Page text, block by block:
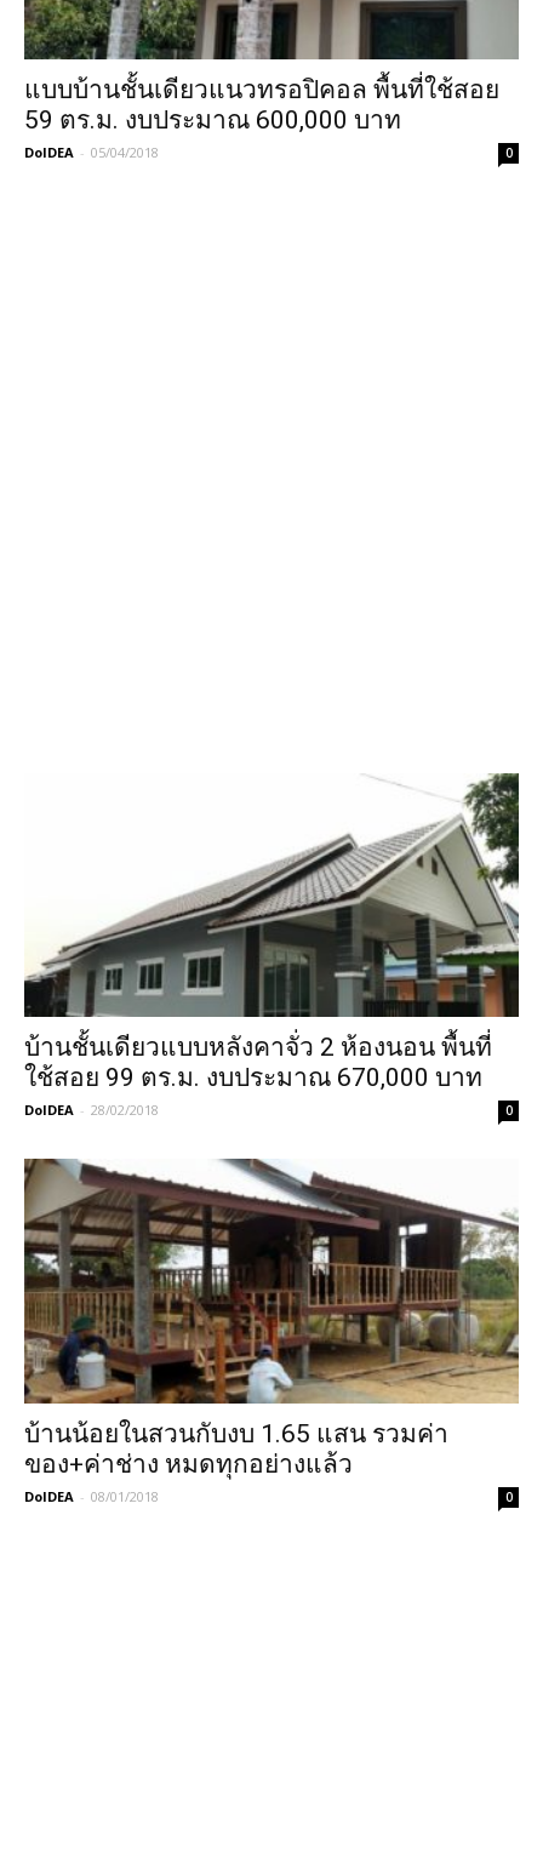
แบบบ้านชั้นเดียวแนวทรอปิคอล พื้นที่ใช้สอย
59 ตร.ม. งบประมาณ 600,000 บาท
DoIDEA - 05/04/2018 0
บ้านชั้นเดียวแบบหลังคาจั่ว 2 ห้องนอน พื้นที่
ใช้สอย 99 ตร.ม. งบประมาณ 670,000 บาท
DoIDEA - 28/02/2018 0
บ้านน้อยในสวนกับงบ 1.65 แสน รวมค่า
ของ+ค่าช่าง หมดทุกอย่างแล้ว
DoIDEA - 08/01/2018 0